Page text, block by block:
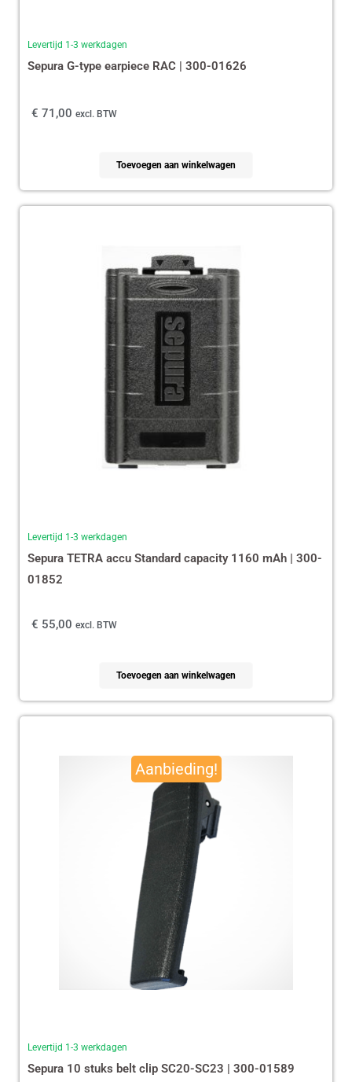
Levertijd 1-3 werkdagen
Sepura G-type earpiece RAC | 300-01626
€ 71,00 excl. BTW
Toevoegen aan winkelwagen
Levertijd 1-3 werkdagen
Sepura TETRA accu Standard capacity 1160 mAh | 300-
01852
€ 55,00 excl. BTW
Toevoegen aan winkelwagen
Aanbieding!
Levertijd 1-3 werkdagen
Sepura 10 stuks belt clip SC20-SC23 | 300-01589